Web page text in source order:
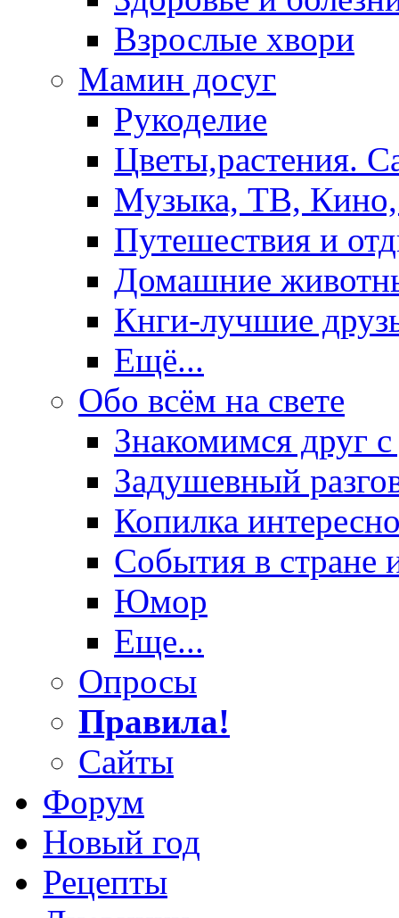
Взрослые хвори
Мамин досуг
Рукоделие
Цветы,растения.
Музыка, ТВ,
Путешествия и
Домашние
Кнги-лучшие
Ещё...
Обо всём на свете
Знакомимся друг
Задушевный
Копилка
События в стране
Юмор
Еще...
Опросы
Правила!
Сайты
Форум
Новый год
Рецепты